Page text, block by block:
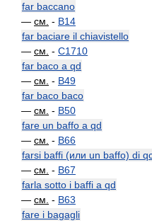
far baccano
— см. - B14
far baciare il chiavistello
— см. - C1710
far baco a qd
— см. - B49
far baco baco
— см. - B50
fare un baffo a qd
— см. - B66
farsi baffi (или un baffo) di
— см. - B67
farla sotto i baffi a qd
— см. - B63
fare i bagagli